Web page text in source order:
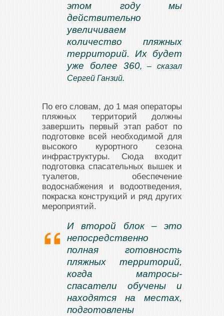
этом году мы
действительно
увеличиваем
количество пляжных
территорий. Их будет
уже более 360, – сказал
Сергей Ганзий.
По его словам, до 1 мая операторы
пляжных территорий должны
завершить первый этап работ по
подготовке всей необходимой для
высокого курортного сезона
инфраструктуры. Сюда входит
подготовка спасательных вышек и
туалетов, обеспечение
водоснабжения и водоотведения,
покраска конструкций и ряд других
мероприятий.
И второй блок – это
непосредственно
полная готовность
пляжных территорий,
когда матросы-
спасатели обучены и
находятся на местах,
подготовлены